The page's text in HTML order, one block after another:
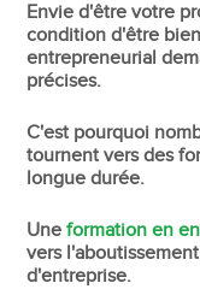
Envie d'être votre
condition d'être
entrepreneurial
précises.
C'est pourquoi
tournent vers des
longue durée.
Uneformation en
vers
d'entreprise.